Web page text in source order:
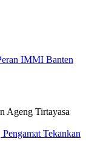
IMMI Banten
Tekankan